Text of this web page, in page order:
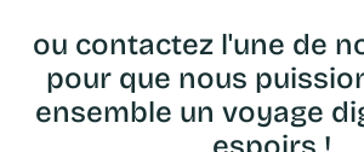
ou contactez l'une de
pour que nous
ensemble un voyage